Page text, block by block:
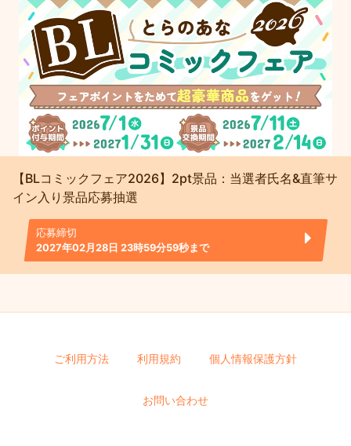
【BLコミックフェア2026】2pt景品：当選者氏名&直筆サ
イン入り景品応募抽選
応募締切
2027年02月28日 23時59分59秒まで
ご利用方法 利用規約 個人情報保護方針
お問い合わせ